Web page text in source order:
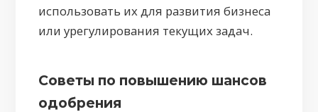
использовать их для развития бизнеса
или урегулирования текущих задач.
Советы по повышению шансов
одобрения